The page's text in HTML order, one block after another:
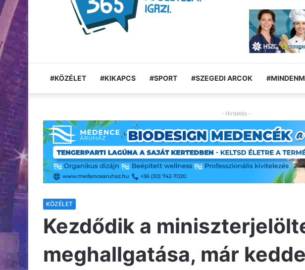
#KÖZÉLET #KIKAPCS #SPORT #SZEGEDI ARCOK
- Hirdetés -
KÖZÉLET
Kezdődik a
meghallgatása, már